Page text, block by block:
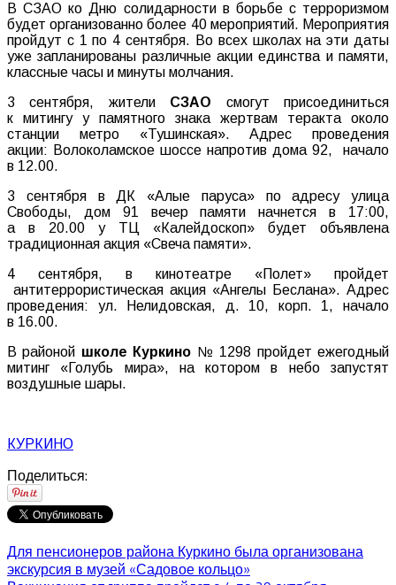
В СЗАО ко Дню солидарности в борьбе с терроризмом
будет организованно более 40 мероприятий. Мероприятия
пройдут с 1 по 4 сентября. Во всех школах на эти даты
уже запланированы различные акции единства и памяти,
классные часы и минуты молчания.
3 сентября, жители СЗАО смогут присоединиться
к митингу у памятного знака жертвам теракта около
станции метро «Тушинская». Адрес проведения
акции: Волоколамское шоссе напротив дома 92, начало
в 12.00.
3 сентября в ДК «Алые паруса» по адресу улица
Свободы, дом 91 вечер памяти начнется в 17:00,
а в 20.00 у ТЦ «Калейдоскоп» будет объявлена
традиционная акция «Свеча памяти».
4 сентября, в кинотеатре «Полет» пройдет
антитеррористическая акция «Ангелы Беслана». Адрес
проведения: ул. Нелидовская, д. 10, корп. 1, начало
в 16.00.
В районой школе Куркино № 1298 пройдет ежегодный
митинг «Голубь мира», на котором в небо запустят
воздушные шары.
КУРКИНО
Поделиться:
Для пенсионеров района Куркино была организована
экскурсия в музей «Садовое кольцо»